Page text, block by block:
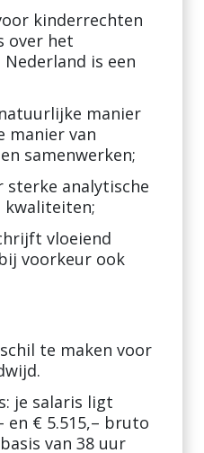
kinderrechten
over het
is een
manier
manier van
samenwerken;
sterke analytische
kwaliteiten;
vloeiend
voorkeur ook
te maken voor
je salaris ligt
en € 5.515,– bruto
van 38 uur